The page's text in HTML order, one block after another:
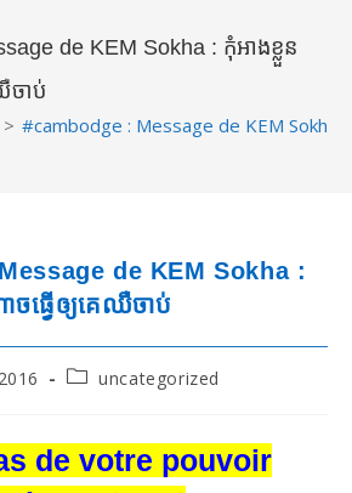
de KEM Sokha : កុំ​អាង​ខ្លួន​
ចាប់
> #cambodge : Message de KEM Sokha :
de KEM Sokha :
ច​ធ្វើ​ឲ្យ​គេ​ឈឺ​ចាប់
Postuncategorized
de votre pouvoir